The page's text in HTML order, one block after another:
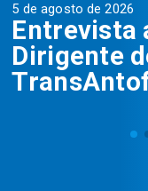
5 de agosto de 2026
Entrevista
Dirigente